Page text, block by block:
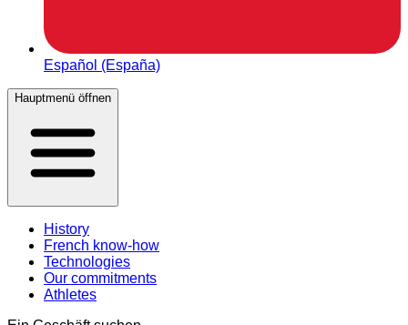
Español (España)
Hauptmenü öffnen
History
French know-how
Technologies
Our commitments
Athletes